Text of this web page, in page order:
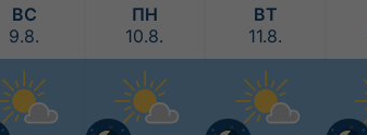
ВС
9.8.
ПН
10.8.
ВТ
11.8.